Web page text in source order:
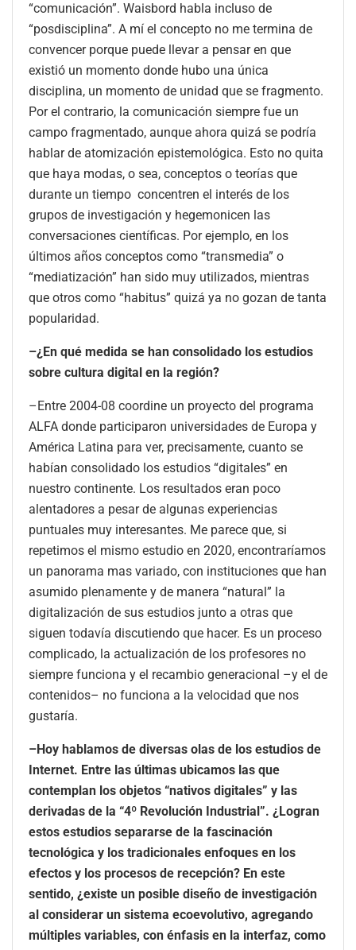
“comunicación”. Waisbord habla incluso de
“posdisciplina”. A mí el concepto no me termina de
convencer porque puede llevar a pensar en que
existió un momento donde hubo una única
disciplina, un momento de unidad que se fragmento.
Por el contrario, la comunicación siempre fue un
campo fragmentado, aunque ahora quizá se podría
hablar de atomización epistemológica. Esto no quita
que haya modas, o sea, conceptos o teorías que
durante un tiempo concentren el interés de los
grupos de investigación y hegemonicen las
conversaciones científicas. Por ejemplo, en los
últimos años conceptos como “transmedia” o
“mediatización” han sido muy utilizados, mientras
que otros como “habitus” quizá ya no gozan de tanta
popularidad.
–¿En qué medida se han consolidado los estudios
sobre cultura digital en la región?
–Entre 2004-08 coordine un proyecto del programa
ALFA donde participaron universidades de Europa y
América Latina para ver, precisamente, cuanto se
habían consolidado los estudios “digitales” en
nuestro continente. Los resultados eran poco
alentadores a pesar de algunas experiencias
puntuales muy interesantes. Me parece que, si
repetimos el mismo estudio en 2020, encontraríamos
un panorama mas variado, con instituciones que han
asumido plenamente y de manera “natural” la
digitalización de sus estudios junto a otras que
siguen todavía discutiendo que hacer. Es un proceso
complicado, la actualización de los profesores no
siempre funciona y el recambio generacional –y el de
contenidos– no funciona a la velocidad que nos
gustaría.
–Hoy hablamos de diversas olas de los estudios de
Internet. Entre las últimas ubicamos las que
contemplan los objetos “nativos digitales” y las
derivadas de la “4º Revolución Industrial”. ¿Logran
estos estudios separarse de la fascinación
tecnológica y los tradicionales enfoques en los
efectos y los procesos de recepción? En este
sentido, ¿existe un posible diseño de investigación
al considerar un sistema ecoevolutivo, agregando
múltiples variables, con énfasis en la interfaz, como